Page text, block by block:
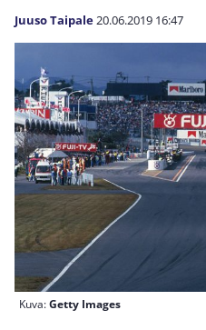
Juuso Taipale20.06.2019 16:47
Kuva:Getty Images